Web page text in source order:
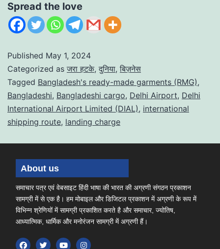
Spread the love
Published May 1, 2024
Categorized as जरा हटके, दुनिया, बिज़नेस
Tagged Bangladesh's ready-made garments (RMG),
Bangladeshi, Bangladeshi cargo, Delhi Airport, Delhi
International Airport Limited (DIAL), international
shipping route, landing charge
About us
समाचार पत्र एवं वेबसाइट हिंदी भाषा की भारत की अग्रणी संगठन प्रकाशन
सामग्री में से एक है। हम मोबाइल और डिजिटल प्रकाशन में अग्रणी के रूप में
विभिन्न श्रेणियों में सामग्री प्रकाशित करते है और समाचार, ज्योतिष,
आध्यात्मिक, धार्मिक और मनोरंजन सामग्री में अग्रणी हैं।